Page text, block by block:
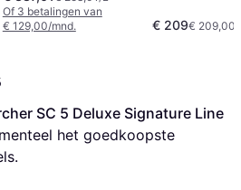
Of 3 betalingen van
€ 129,00/mnd.
€ 209€ 209,00/
SC 5 Deluxe Signature Line
het goedkoopste